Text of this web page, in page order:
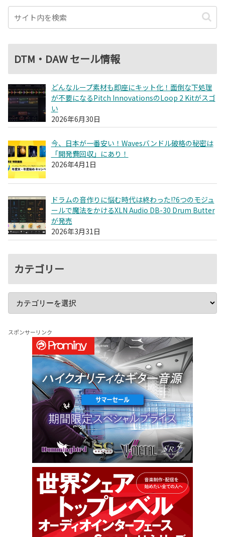
DTM・DAW セール情報
どんなループ素材も即座にキット化！面倒な下処理
が不要になるPitch InnovationsのLoop 2 Kitがスゴ
い
2026年6月30日
今、日本が一番安い！Wavesバンドル破格の秘密は
「開発費回収」にあり！
2026年4月1日
ドラムの音作りに悩む時代は終わった!?6つのモジュ
ールで魔法をかけるXLN Audio DB-30 Drum Butter
が発売
2026年3月31日
カテゴリー
スポンサーリンク